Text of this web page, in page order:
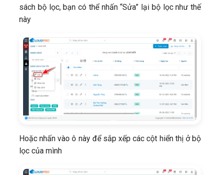
sách bộ lọc, bạn có thể nhấn “Sửa” lại bộ lọc như thế
này
Hoặc nhấn vào ô này để sắp xếp các cột hiển thị ở bộ
lọc của mình